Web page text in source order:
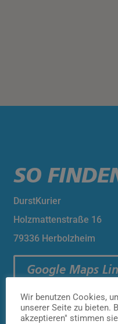
SO
DurstKurier
Holzmattenstraße 16
79336 Herbolzheim
Google Maps
Wir benutzen Cookies,
unserer Seite zu bieten.
akzeptieren" stimmen